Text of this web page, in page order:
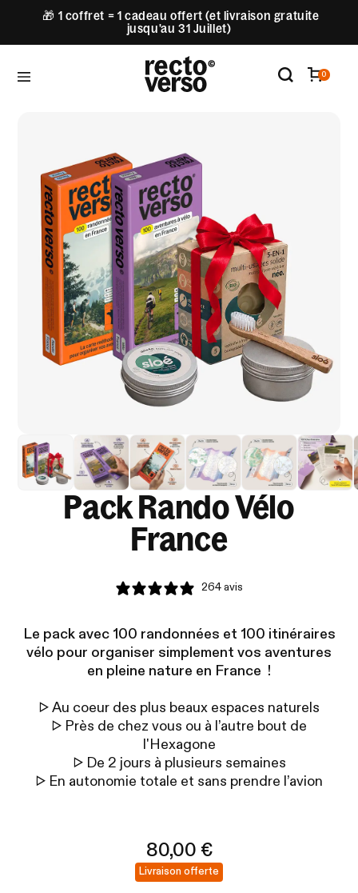
🎁 1 coffret = 1 cadeau offert (et livraison gratuite
jusqu'au 31 Juillet)
0
Pack Rando Vélo
France
264 avis
Le pack avec 100 randonnées et 100 itinéraires
vélo pour organiser simplement vos aventures
en pleine nature en France !
▷ Au coeur des plus beaux espaces naturels
▷ Près de chez vous ou à l’autre bout de
l'Hexagone
▷ De 2 jours à plusieurs semaines
▷ En autonomie totale et sans prendre l’avion
80,00 €
Livraison offerte